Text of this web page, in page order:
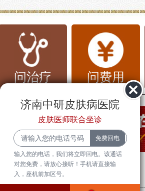
常见的症状，可能由多
皮肤干燥、感染、皮肤
不仅影响患者的生活质
或并发症。因此，及时
常识
令人不适的感觉，常常
燥等症状。它可以是局部
问治疗 问费用
济南中研皮肤病医院
皮肤医师联合坐诊
输入您的电话，我们将立即回电。该通话
对您免费，请放心接听！手机请直接输
入，座机前加区号。